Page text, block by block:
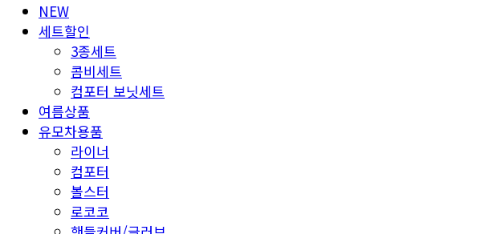
NEW
세트할인
3종세트
콤비세트
컴포터 보닛세트
여름상품
유모차용품
라이너
컴포터
볼스터
로코코